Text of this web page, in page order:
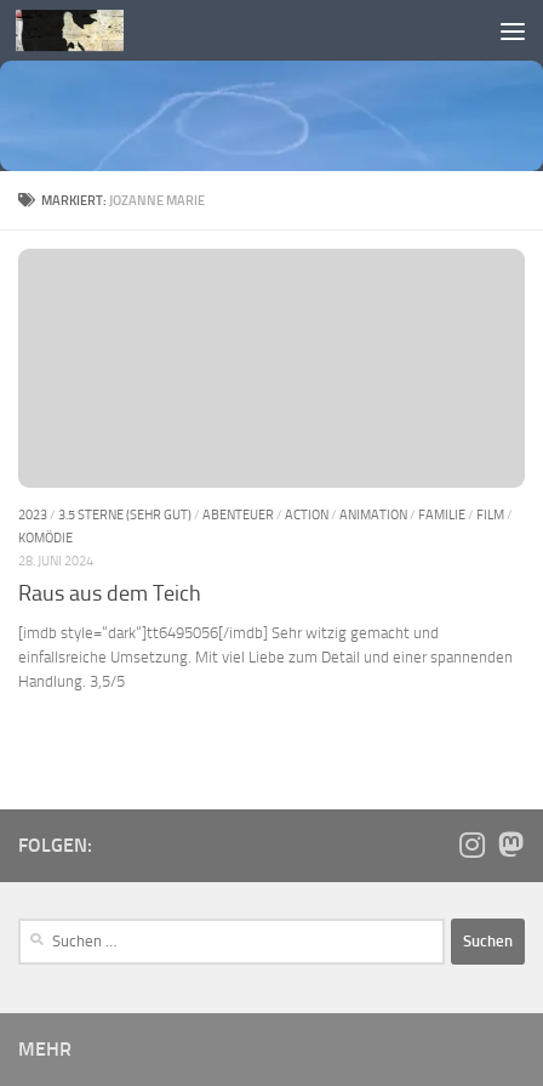
Skip to content
MARKIERT: JOZANNE MARIE
2023/ 3.5 STERNE (SEHR GUT)/ ABENTEUER / ACTION/ ANIMATION/ FAMILIE/ FILM/
KOMÖDIE
28. JUNI 2024
Raus aus dem Teich
[imdb style=“dark“]tt6495056[/imdb] Sehr witzig gemacht und
einfallsreiche Umsetzung. Mit viel Liebe zum Detail und einer spannenden
Handlung. 3,5/5
FOLGEN:
MEHR